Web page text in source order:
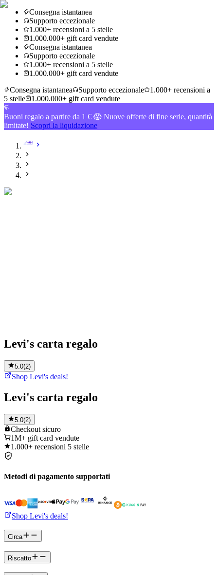
Consegna istantanea
Supporto eccezionale
1.000+ recensioni a 5 stelle
1.000.000+ gift card vendute
Consegna istantanea
Supporto eccezionale
1.000+ recensioni a 5 stelle
1.000.000+ gift card vendute
Consegna istantanea
Supporto eccezionale
1.000+ recensioni a
5 stelle
1.000.000+ gift card vendute
Buoni regalo a partire da 1 € 😱 Nuove offerte di fine serie, quantità
limitate! Scopri la liquidazione
Levi's carta regalo
5.0(2)
Shop Levi's deals!
Levi's carta regalo
5.0(2)
Checkout sicuro
1M+ gift card vendute
1.000+ recensioni 5 stelle
Metodi di pagamento supportati
Shop Levi's deals!
Circa
Riscatto